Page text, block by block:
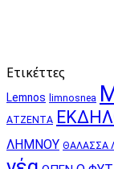
Ετικέττες
Lemnos limnosnea
ΑΤΖΕΝΤΑ
ΛΗΜΝΟΥ ΘΑΛΑΣΣΑ